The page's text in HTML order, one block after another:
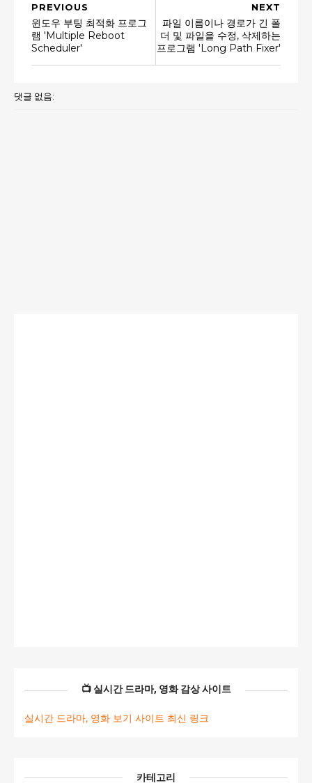
NEXT
파일 이름이나 경로가 긴 폴
더 및 파일을 수정, 삭제하는
프로그램 'Long Path Fixer'
PREVIOUS
윈도우 부팅 최적화 프로그
램 'Multiple Reboot
Scheduler'
댓글 없음:
📺 실시간 드라마, 영화 감상 사이트
실시간 드라마, 영화 보기 사이트 최신 링크
카테고리